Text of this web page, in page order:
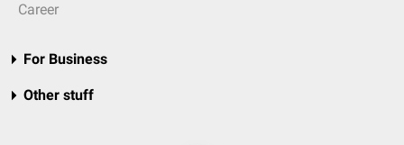
Career
For Business
Other stuff